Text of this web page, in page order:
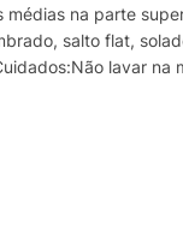
na parte
salto flat,
lavar na